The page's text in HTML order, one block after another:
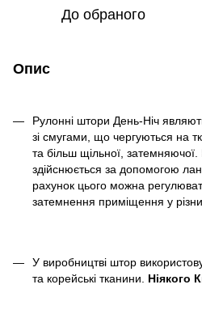
До обраного
Опис
Рулонні штори День-Ніч
зі смугами, що чергуються на
та більш щільної,
здійснюється за допомогою
рахунок цього можна
затемнення приміщення у
У виробництві штор
та корейські тканини. Ніякого